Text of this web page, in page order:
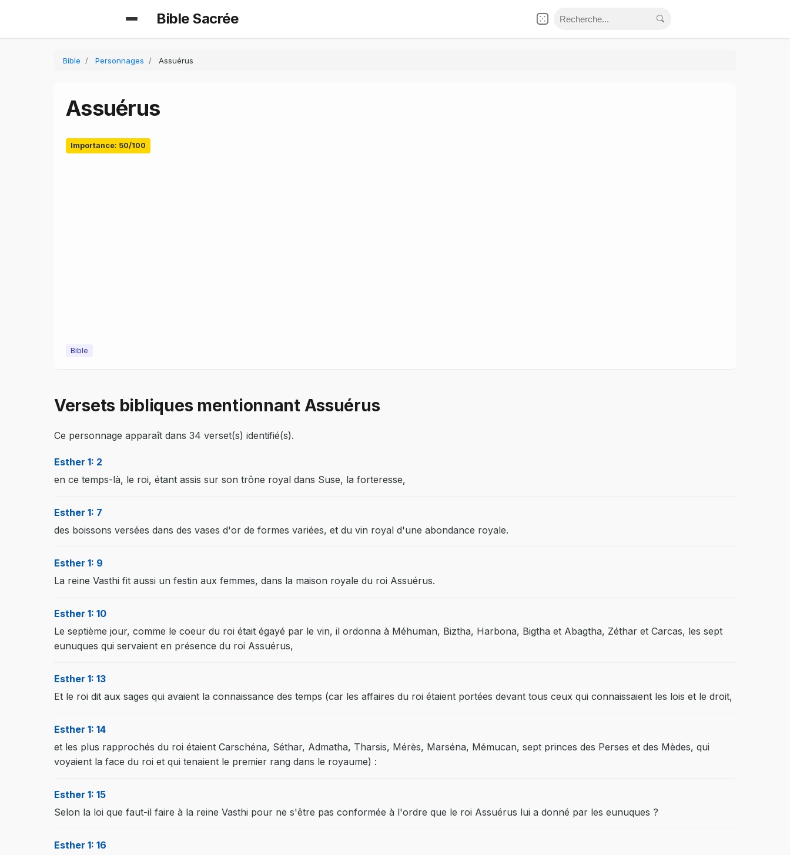
Bible Sacrée
Bible Personnages Assuérus
Assuérus
Importance: 50/100
Bible
Versets bibliques mentionnant Assuérus
Ce personnage apparaît dans 34 verset(s) identifié(s).
Esther 1: 2
en ce temps-là, le roi, étant assis sur son trône royal dans Suse, la forteresse,
Esther 1: 7
des boissons versées dans des vases d'or de formes variées, et du vin royal d'une abondance royale.
Esther 1: 9
La reine Vasthi fit aussi un festin aux femmes, dans la maison royale du roi Assuérus.
Esther 1: 10
Le septième jour, comme le coeur du roi était égayé par le vin, il ordonna à Méhuman, Biztha, Harbona, Bigtha et Abagtha, Zéthar et Carcas, les sept
eunuques qui servaient en présence du roi Assuérus,
Esther 1: 13
Et le roi dit aux sages qui avaient la connaissance des temps (car les affaires du roi étaient portées devant tous ceux qui connaissaient les lois et le droit,
Esther 1: 14
et les plus rapprochés du roi étaient Carschéna, Séthar, Admatha, Tharsis, Mérès, Marséna, Mémucan, sept princes des Perses et des Mèdes, qui
voyaient la face du roi et qui tenaient le premier rang dans le royaume) :
Esther 1: 15
Selon la loi que faut-il faire à la reine Vasthi pour ne s'être pas conformée à l'ordre que le roi Assuérus lui a donné par les eunuques ?
Esther 1: 16